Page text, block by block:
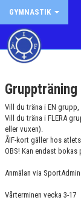
GYMNASTIK
HEM
NYHETER
TRÄNINGSTIDER
BARNGYMNASTIK
KVINNLIG OCH
Vill du träna i EN
Vill du träna i FLERA
eller vuxen).
ÅIF-kort gäller hos
OBS! Kan endast bokas
Anmälan via SportAdmin
Vårterminen vecka 3-17